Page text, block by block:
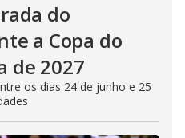
do
a Copa do
de 2027
os dias 24 de junho e 25